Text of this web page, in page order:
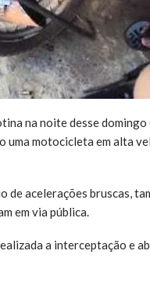
na noite desse
uma motocicleta em alta
acelerações bruscas,
em via pública.
a interceptação e